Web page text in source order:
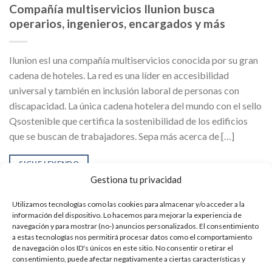
Gestiona tu privacidad
Utilizamos tecnologías como las cookies para almacenar y/o acceder a la
información del dispositivo. Lo hacemos para mejorar la experiencia de
navegación y para mostrar (no-) anuncios personalizados. El consentimiento
a estas tecnologías nos permitirá procesar datos como el comportamiento
de navegación o los ID's únicos en este sitio. No consentir o retirar el
consentimiento, puede afectar negativamente a ciertas características y
Compañía multiservicios Ilunion busca
operarios, ingenieros, encargados y más
Ilunion esI una compañía multiservicios conocida por su gran
cadena de hoteles. La red es una líder en accesibilidad
universal y también en inclusión laboral de personas con
discapacidad. La única cadena hotelera del mundo con el sello
Qsostenible que certifica la sostenibilidad de los edificios
que se buscan de trabajadores. Sepa más acerca de […]
SIGUE LEYENDO
OFERTAS DE EMPLEO
Compañía Indra lanza 72 plazas de empleo en
España, sepa más aquí